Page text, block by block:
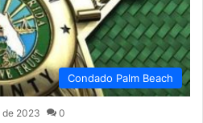
Condado Palm Beach
de 2023 0